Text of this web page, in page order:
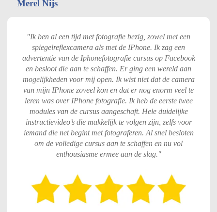
Merel Nijs​
"Ik ben al een tijd met fotografie bezig, zowel met een
spiegelreflexcamera als met de IPhone. Ik zag een
advertentie van de Iphonefotografie cursus op Facebook
en besloot die aan te schaffen. Er ging een wereld aan
mogelijkheden voor mij open. Ik wist niet dat de camera
van mijn IPhone zoveel kon en dat er nog enorm veel te
leren was over IPhone fotografie. Ik heb de eerste twee
modules van de cursus aangeschaft. Hele duidelijke
instructievideo’s die makkelijk te volgen zijn, zelfs voor
iemand die net begint met fotograferen. Al snel besloten
om de volledige cursus aan te schaffen en nu vol
enthousiasme ermee aan de slag."